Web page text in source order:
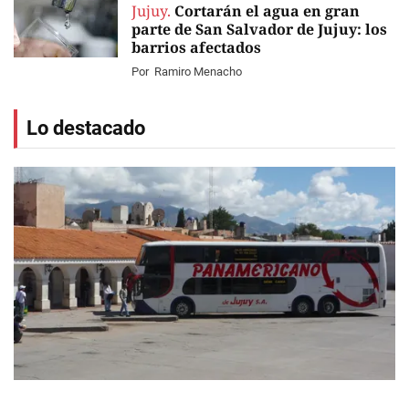
Jujuy. Cortarán el agua en gran
parte de San Salvador de Jujuy: los
barrios afectados
Por Ramiro Menacho
Lo destacado